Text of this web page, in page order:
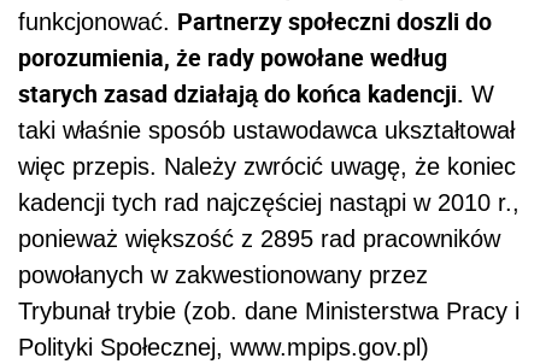
funkcjonować. Partnerzy społeczni doszli do
porozumienia, że rady powołane według
starych zasad działają do końca kadencji. W
taki właśnie sposób ustawodawca ukształtował
więc przepis. Należy zwrócić uwagę, że koniec
kadencji tych rad najczęściej nastąpi w 2010 r.,
ponieważ większość z 2895 rad pracowników
powołanych w zakwestionowany przez
Trybunał trybie (zob. dane Ministerstwa Pracy i
Polityki Społecznej, www.mpips.gov.pl)